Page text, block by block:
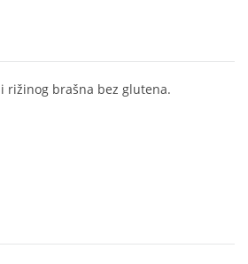
rižinog brašna bez glutena.